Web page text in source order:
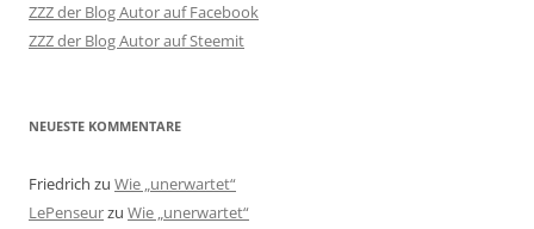
ZZZ der Blog Autor auf Facebook
ZZZ der Blog Autor auf Steemit
NEUESTE KOMMENTARE
Friedrich zu Wie „unerwartet“
LePenseurzu Wie „unerwartet“